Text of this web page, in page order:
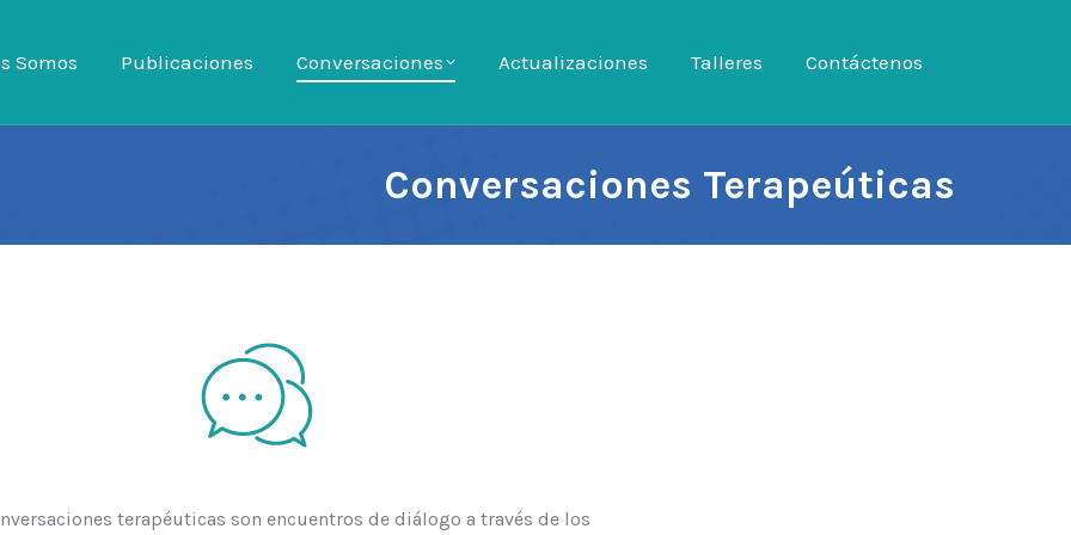
Somos Publicaciones Conversaciones Actualizaciones Talleres Contáctenos
Conversaciones Terapeúticas
terapéuticas son encuentros de diálogo a través de los
Somos Publicaciones Conversaciones Actualizaciones Talleres Contáctenos